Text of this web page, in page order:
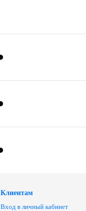
Клиентам
Вход в личный кабинет